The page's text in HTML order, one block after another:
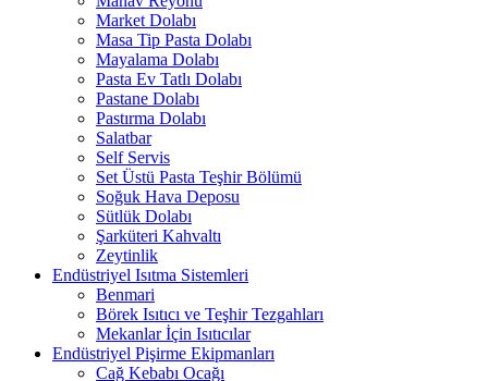
Market Dolabı
Masa Tip Pasta Dolabı
Mayalama Dolabı
Pasta Ev Tatlı Dolabı
Pastane Dolabı
Pastırma Dolabı
Salatbar
Self Servis
Set Üstü Pasta Teşhir Bölümü
Soğuk Hava Deposu
Sütlük Dolabı
Şarküteri Kahvaltı
Zeytinlik
Endüstriyel Isıtma Sistemleri
Benmari
Börek Isıtıcı ve Teşhir Tezgahları
Mekanlar İçin Isıtıcılar
Endüstriyel Pişirme Ekipmanları
Cağ Kebabı Ocağı